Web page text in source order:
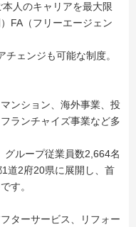
本人のキャリアを最大限
FA（フリーエージェン
ェンジも可能な制度。
ンション、海外事業、投
ランチャイズ事業など多
ループ従業員数2,664名
道2府20県に展開し、首
す。
ターサービス、リフォー